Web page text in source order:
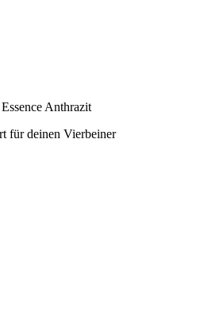
Anthrazit
für deinen Vierbeiner